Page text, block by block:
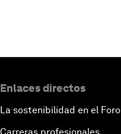
Enlaces directos
La sostenibilidad en el Foro